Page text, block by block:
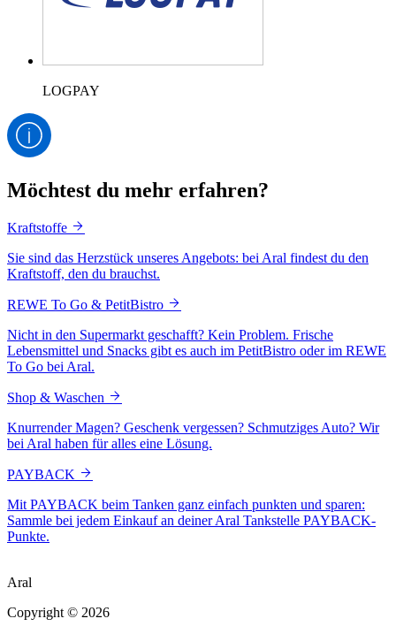
LOGPAY
Möchtest du mehr erfahren?
Kraftstoffe
Sie sind das Herzstück unseres Angebots: bei Aral findest du den
Kraftstoff, den du brauchst.
REWE To Go & PetitBistro
Nicht in den Supermarkt geschafft? Kein Problem. Frische
Lebensmittel und Snacks gibt es auch im PetitBistro oder im REWE
To Go bei Aral.
Shop & Waschen
Knurrender Magen? Geschenk vergessen? Schmutziges Auto? Wir
bei Aral haben für alles eine Lösung.
PAYBACK
Mit PAYBACK beim Tanken ganz einfach punkten und sparen:
Sammle bei jedem Einkauf an deiner Aral Tankstelle PAYBACK-
Punkte.
Aral
Copyright © 2026